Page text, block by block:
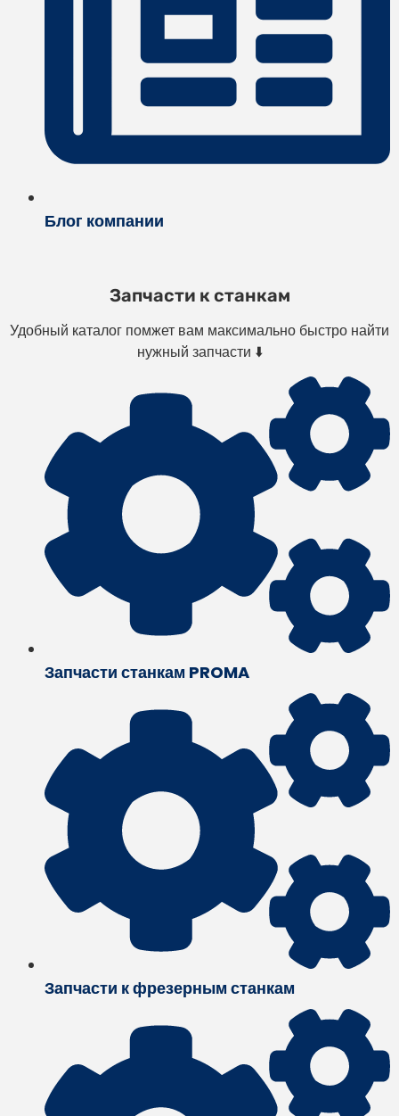
Блог компании
Запчасти к станкам
Удобный каталог помжет вам максимально быстро найти
нужный запчасти ⬇️
Запчасти станкам PROMA
Запчасти к фрезерным станкам